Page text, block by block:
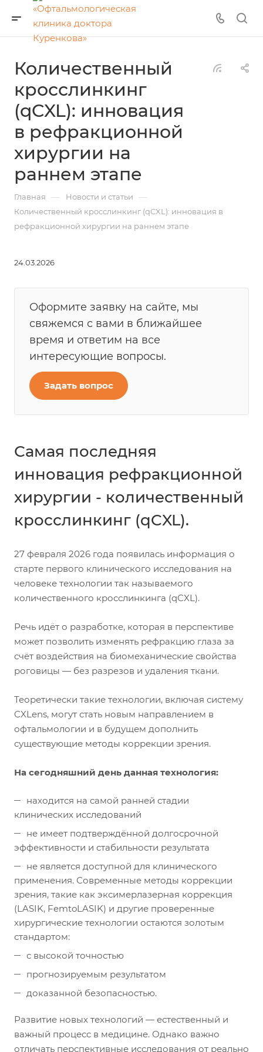
Количественный
кросслинкинг
(qCXL): инновация
в рефракционной
хирургии на
раннем этапе
Главная — Новости и статьи —
Количественный кросслинкинг (qCXL): инновация в
рефракционной хирургии на раннем этапе
24.03.2026
Оформите заявку на сайте, мы
свяжемся с вами в ближайшее
время и ответим на все
интересующие вопросы.
Задать вопрос
Самая последняя
инновация рефракционной
хирургии - количественный
кросслинкинг (qCXL).
27 февраля 2026 года появилась информация о
старте первого клинического исследования на
человеке технологии так называемого
количественного кросслинкинга (qCXL).
Речь идёт о разработке, которая в перспективе
может позволить изменять рефракцию глаза за
счёт воздействия на биомеханические свойства
роговицы — без разрезов и удаления ткани.
Теоретически такие технологии, включая систему
CXLens, могут стать новым направлением в
офтальмологии и в будущем дополнить
существующие методы коррекции зрения.
На сегодняшний день данная технология:
находится на самой ранней стадии
клинических исследований
не имеет подтверждённой долгосрочной
эффективности и стабильности результата
не является доступной для клинического
применения. Современные методы коррекции
зрения, такие как эксимерлазерная коррекция
(LASIK, FemtoLASIK) и другие проверенные
хирургические технологии остаются золотым
стандартом:
с высокой точностью
прогнозируемым результатом
доказанной безопасностью.
Развитие новых технологий — естественный и
важный процесс в медицине. Однако важно
отличать перспективные исследования от реально